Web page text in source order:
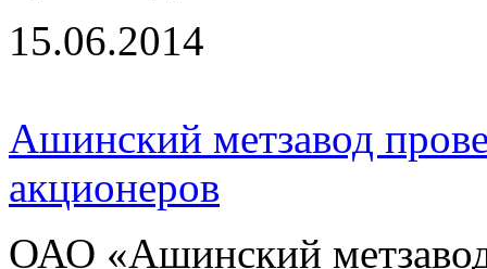
15.06.2014
Ашинский метзавод
акционеров
ОАО «Ашинский